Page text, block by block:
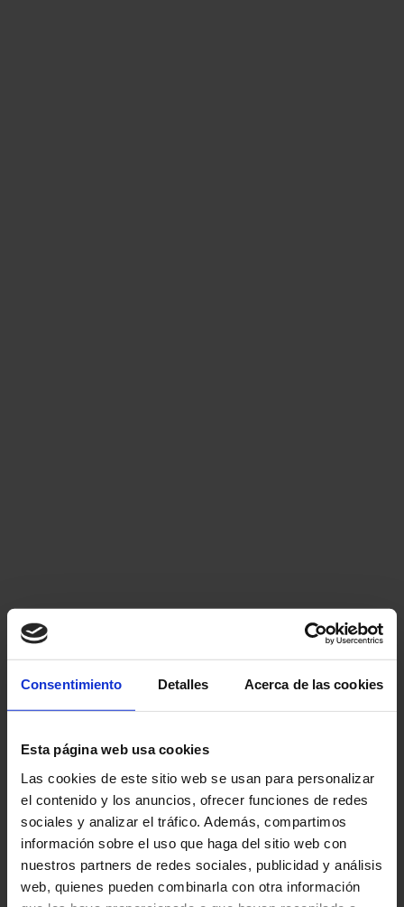
Consentimiento Detalles Acerca de las cookies
Esta página web usa cookies
Las cookies de este sitio web se usan para personalizar
el contenido y los anuncios, ofrecer funciones de redes
sociales y analizar el tráfico. Además, compartimos
información sobre el uso que haga del sitio web con
nuestros partners de redes sociales, publicidad y análisis
web, quienes pueden combinarla con otra información